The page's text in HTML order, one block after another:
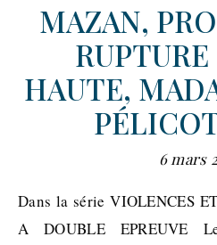
MAZAN,
HAUTE,
6 mars
Dans la série VIOLENCES ET JUSTICE, UN COMBAT
A DOUBLE EPREUVE